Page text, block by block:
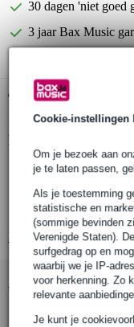
Cookie-instellingen
Om je bezoek aan
je te laten passen,
Als je toestemming
statistische en
(sommige bevinden
Verenigde Staten).
surfgedrag op en
waarbij we je IP-
voor herkenning. Zo
relevante
Je kunt je
30 dagen 'niet goed
3 jaar Bax Music
Gratis ophalen in
Productinformatie
Type
Kleur
Materiaal
Bekijk alle
Accessoires (9)